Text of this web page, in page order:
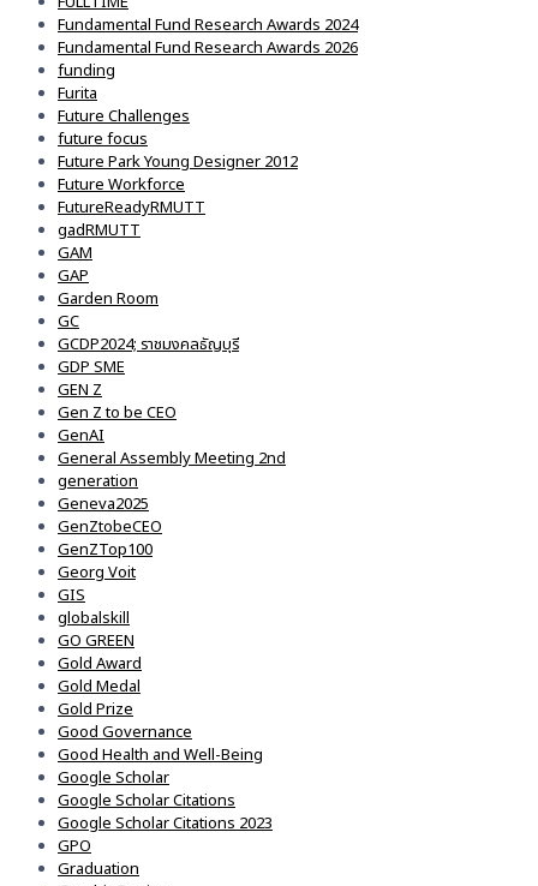
Fundamental Fund Research Awards 2024
Fundamental Fund Research Awards 2026
funding
Furita
Future Challenges
future focus
Future Park Young Designer 2012
Future Workforce
FutureReadyRMUTT
gadRMUTT
GAM
GAP
Garden Room
GC
GCDP2024; ราชมงคลธัญบุรี
GDP SME
GEN Z
Gen Z to be CEO
GenAI
General Assembly Meeting 2nd
generation
Geneva2025
GenZtobeCEO
GenZTop100
Georg Voit
GIS
globalskill
GO GREEN
Gold Award
Gold Medal
Gold Prize
Good Governance
Good Health and Well-Being
Google Scholar
Google Scholar Citations
Google Scholar Citations 2023
GPO
Graduation